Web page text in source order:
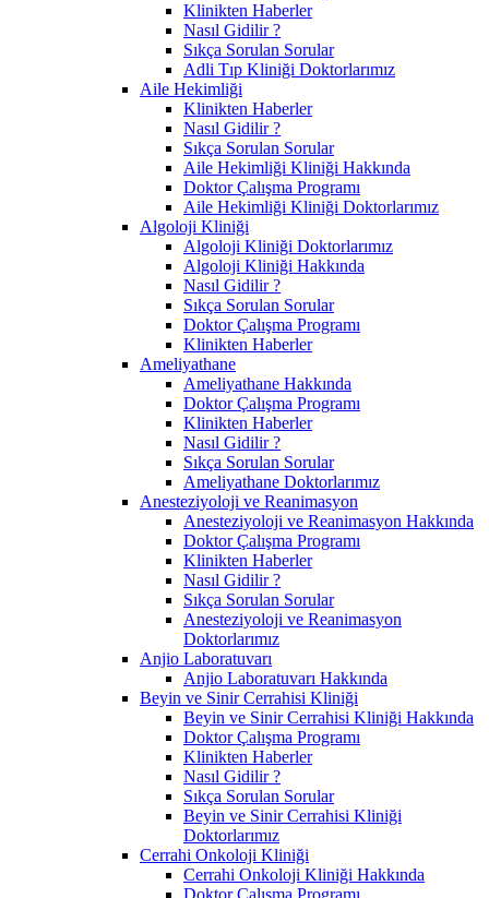
Klinikten Haberler
Nasıl Gidilir ?
Sıkça Sorulan Sorular
Adli Tıp Kliniği Doktorlarımız
Aile Hekimliği
Klinikten Haberler
Nasıl Gidilir ?
Sıkça Sorulan Sorular
Aile Hekimliği Kliniği Hakkında
Doktor Çalışma Programı
Aile Hekimliği Kliniği Doktorlarımız
Algoloji Kliniği
Algoloji Kliniği Doktorlarımız
Algoloji Kliniği Hakkında
Nasıl Gidilir ?
Sıkça Sorulan Sorular
Doktor Çalışma Programı
Klinikten Haberler
Ameliyathane
Ameliyathane Hakkında
Doktor Çalışma Programı
Klinikten Haberler
Nasıl Gidilir ?
Sıkça Sorulan Sorular
Ameliyathane Doktorlarımız
Anesteziyoloji ve Reanimasyon
Anesteziyoloji ve Reanimasyon Hakkında
Doktor Çalışma Programı
Klinikten Haberler
Nasıl Gidilir ?
Sıkça Sorulan Sorular
Anesteziyoloji ve Reanimasyon
Doktorlarımız
Anjio Laboratuvarı
Anjio Laboratuvarı Hakkında
Beyin ve Sinir Cerrahisi Kliniği
Beyin ve Sinir Cerrahisi Kliniği Hakkında
Doktor Çalışma Programı
Klinikten Haberler
Nasıl Gidilir ?
Sıkça Sorulan Sorular
Beyin ve Sinir Cerrahisi Kliniği
Doktorlarımız
Cerrahi Onkoloji Kliniği
Cerrahi Onkoloji Kliniği Hakkında
Doktor Çalışma Programı